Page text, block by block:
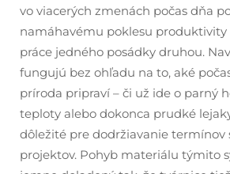
vo viacerých zmenách počas dňa
namáhavému poklesu
práce jedného posádky druhou.
fungujú bez ohľadu na to, aké
príroda pripraví – či už ide o parný
teploty alebo dokonca prudké
dôležité pre dodržiavanie termínov
projektov. Pohyb materiálu týmito